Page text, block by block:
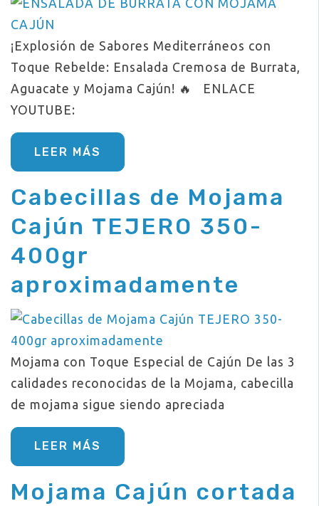
¡Explosión de Sabores Mediterráneos con
Toque Rebelde: Ensalada Cremosa de Burrata,
Aguacate y Mojama Cajún! 🔥 ENLACE
YOUTUBE:
LEER MÁS
Cabecillas de Mojama
Cajún TEJERO 350-
400gr
aproximadamente
Mojama con Toque Especial de Cajún De las 3
calidades reconocidas de la Mojama, cabecilla
de mojama sigue siendo apreciada
LEER MÁS
Mojama Cajún cortada